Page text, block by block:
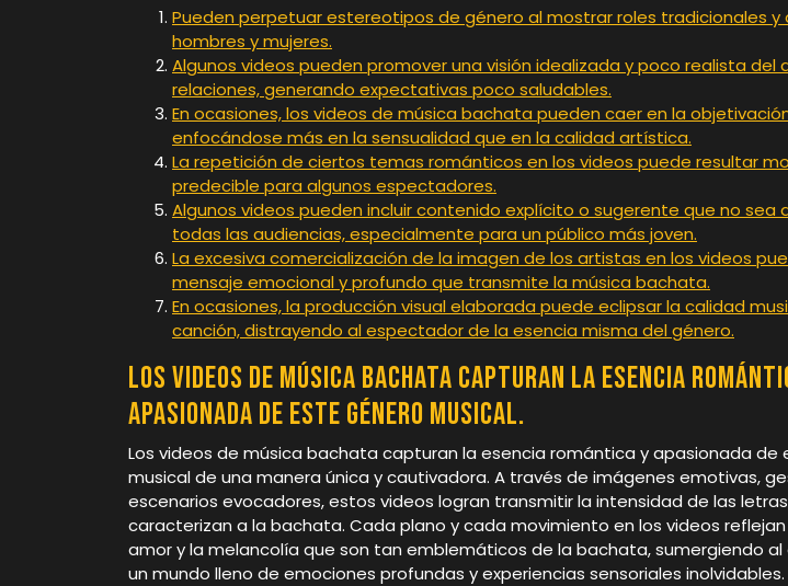
Pueden perpetuar estereotipos de género al mostrar roles tradicionales y
hombres y mujeres.
Algunos videos pueden promover una visión idealizada y poco realista del
relaciones, generando expectativas poco saludables.
En ocasiones, los videos de música bachata pueden caer en la
enfocándose más en la sensualidad que en la calidad artística.
La repetición de ciertos temas románticos en los videos puede resultar
predecible para algunos espectadores.
Algunos videos pueden incluir contenido explícito o sugerente que no sea
todas las audiencias, especialmente para un público más joven.
La excesiva comercialización de la imagen de los artistas en los videos
mensaje emocional y profundo que transmite la música bachata.
En ocasiones, la producción visual elaborada puede eclipsar la calidad
canción, distrayendo al espectador de la esencia misma del género.
Los videos de música bachata capturan la esencia
apasionada de este género musical.
Los videos de música bachata capturan la esencia romántica y apasionada de
musical de una manera única y cautivadora. A través de imágenes emotivas,
escenarios evocadores, estos videos logran transmitir la intensidad de las
caracterizan a la bachata. Cada plano y cada movimiento en los videos reflejan
amor y la melancolía que son tan emblemáticos de la bachata, sumergiendo
un mundo lleno de emociones profundas y experiencias sensoriales inolvidables.